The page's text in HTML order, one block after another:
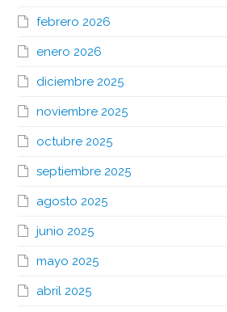
febrero 2026
enero 2026
diciembre 2025
noviembre 2025
octubre 2025
septiembre 2025
agosto 2025
junio 2025
mayo 2025
abril 2025